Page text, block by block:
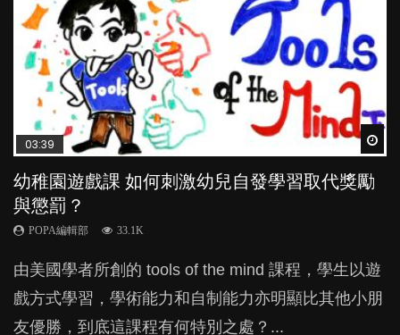
03:39
幼稚園遊戲課 如何刺激幼兒自發學習取代獎勵
與懲罰？
POPA編輯部 33.1K
由美國學者所創的 tools of the mind 課程，學生以遊
戲方式學習，學術能力和自制能力亦明顯比其他小朋
友優勝，到底這課程有何特別之處？...
03:02
老公患產後憂鬱症對BB的影響
POPA編輯部
鬱，影響日常生活，嚴重的甚至會有自殺，或傷害小
朋友的念頭。但為何爸爸患上產後抑鬱往往難以察
04:59
幼兒playgroup真係玩耍中學習？研究指BB 15個
月大前上堂不見效果
POPA編輯部 47.1K
現今小朋友的起跑線，愈推愈前。雖然政府並無官方
的統計數字，但粗略估算，香港至少有六、七百家早
期教育中心，但孩子是否愈早上Playgroup愈好？...
04:06
全職好？在職好？｜全職媽媽與在職媽媽的壓
力與價值
POPA編輯部 25.8K
許多媽媽心底可能都有一刻掙扎過：究竟全職好，還
是在職好。雖說每個家庭都有自己的獨特狀況和考慮
因素，但原來全職和在職媽媽所養育的子女其實都各
03:41
BB口腔期乜都放入口，父母該制止還是放手？
POPA編輯部
成吮手指的習慣，大個就很難戒，但原來一刀切阻止
他們放東西入口，隨時會影響孩子的身心發展？...